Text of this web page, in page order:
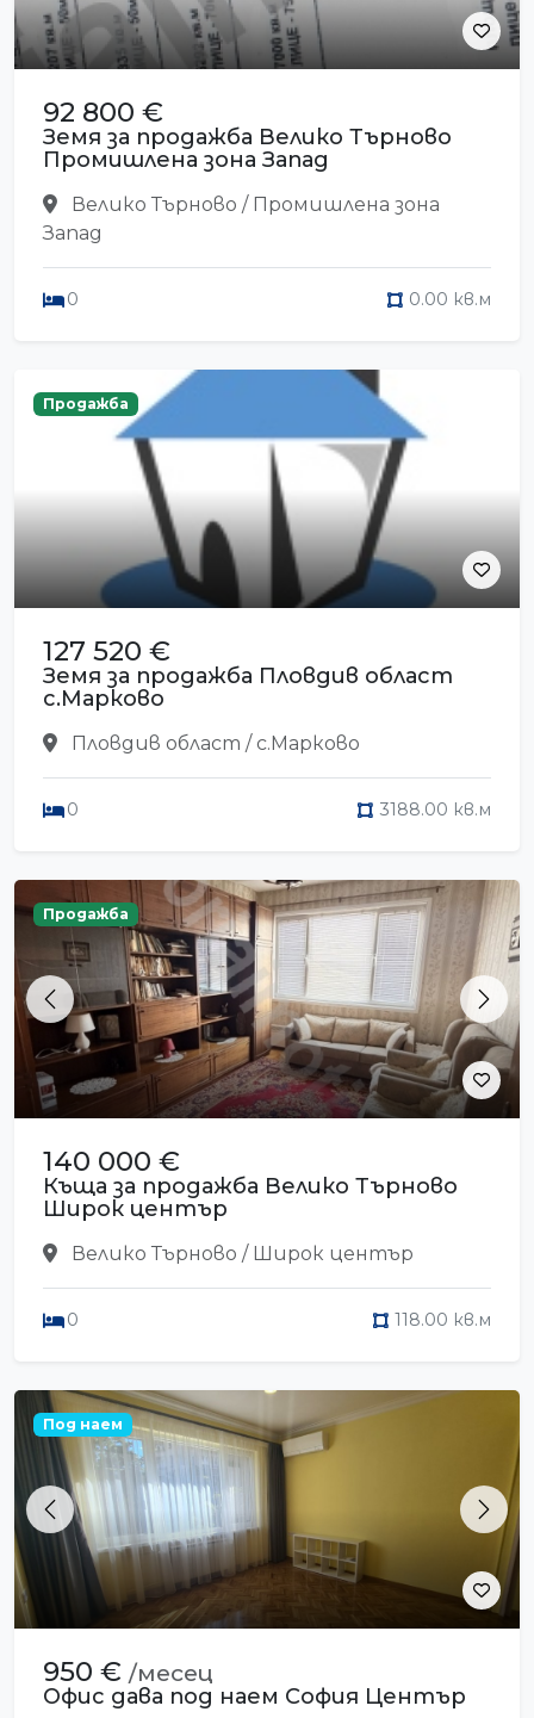
92 800 €
Земя за продажба Велико Търново
Промишлена зона Запад
Велико Търново / Промишлена зона
Запад
0 0.00 кв.м
Продажба
127 520 €
Земя за продажба Пловдив област
с.Марково
Пловдив област / с.Марково
0 3188.00 кв.м
Previous Next
Продажба
140 000 €
Къща за продажба Велико Търново
Широк център
Велико Търново / Широк център
0 118.00 кв.м
Previous Next
Под наем
950 € /месец
Офис дава под наем София Център